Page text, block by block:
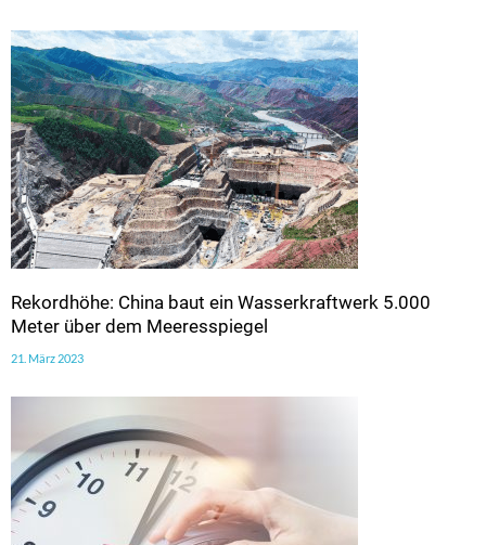
Rekordhöhe: China baut ein Wasserkraftwerk 5.000
Meter über dem Meeresspiegel
21. März 2023